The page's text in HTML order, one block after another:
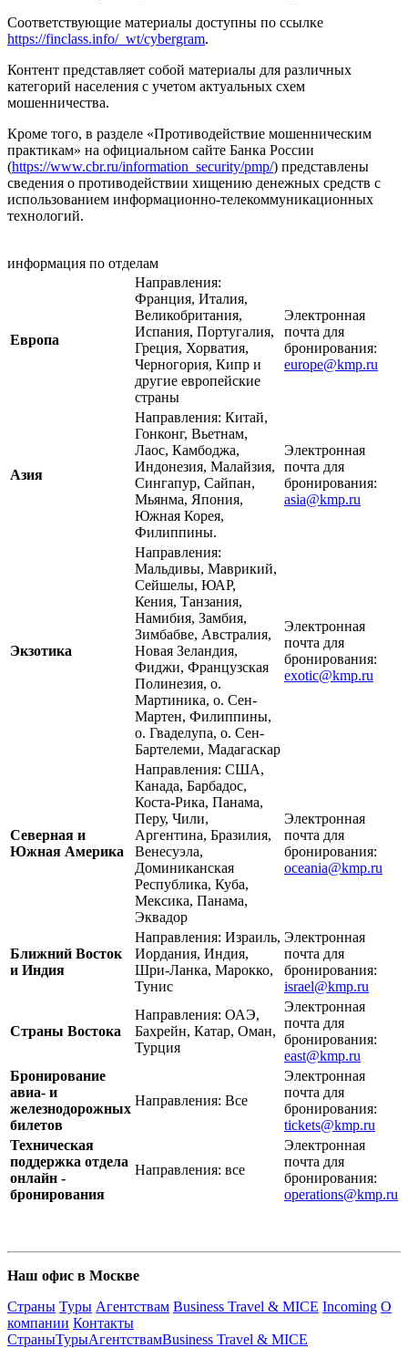
Соответствующие материалы доступны по ссылке
https://finclass.info/_wt/cybergram.
Контент представляет собой материалы для различных
категорий населения с учетом актуальных схем
мошенничества.
Кроме того, в разделе «Противодействие мошенническим
практикам» на официальном сайте Банка России
(https://www.cbr.ru/information_security/pmp/) представлены
сведения о противодействии хищению денежных средств с
использованием информационно-телекоммуникационных
технологий.
информация по отделам
Европа
Направления:
Франция, Италия,
Великобритания,
Испания, Португалия,
Греция, Хорватия,
Черногория, Кипр и
другие европейские
страны
Электронная
почта для
бронирования:
europe@kmp.ru
Азия
Направления: Китай,
Гонконг, Вьетнам,
Лаос, Камбоджа,
Индонезия, Малайзия,
Сингапур, Сайпан,
Мьянма, Япония,
Южная Корея,
Филиппины.
Электронная
почта для
бронирования:
asia@kmp.ru
Экзотика
Направления:
Мальдивы, Маврикий,
Сейшелы, ЮАР,
Кения, Танзания,
Намибия, Замбия,
Зимбабве, Австралия,
Новая Зеландия,
Фиджи, Французская
Полинезия, о.
Мартиника, о. Сен-
Мартен, Филиппины,
о. Гваделупа, о. Сен-
Бартелеми, Мадагаскар
Электронная
почта для
бронирования:
exotic@kmp.ru
Северная и
Южная Америка
Направления: США,
Канада, Барбадос,
Коста-Рика, Панама,
Перу, Чили,
Аргентина, Бразилия,
Венесуэла,
Доминиканская
Республика, Куба,
Мексика, Панама,
Эквадор
Электронная
почта для
бронирования:
oceania@kmp.ru
Ближний Восток
и Индия
Направления: Израиль,
Иордания, Индия,
Шри-Ланка, Марокко,
Тунис
Электронная
почта для
бронирования:
israel@kmp.ru
Страны Востока
Направления: ОАЭ,
Бахрейн, Катар, Оман,
Турция
Электронная
почта для
бронирования:
east@kmp.ru
Бронирование
авиа- и
железнодорожных
билетов
Направления: Все
Электронная
почта для
бронирования:
tickets@kmp.ru
Техническая
поддержка отдела
онлайн -
бронирования
Направления: все
Электронная
почта для
бронирования:
operations@kmp.ru
Наш офис в Москве
Страны Туры Агентствам Business Travel & MICE Incoming О
компании Контакты
СтраныТурыАгентствамBusiness Travel & MICE